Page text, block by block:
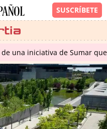
de una iniciativa de Sumar